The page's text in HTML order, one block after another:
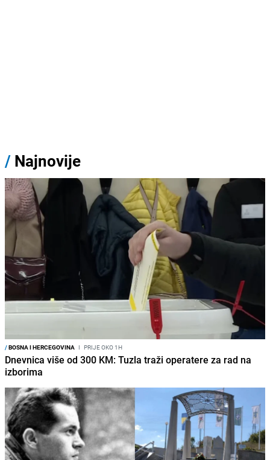
/ Najnovije
/BOSNA I HERCEGOVINA I PRIJE OKO 1H
Dnevnica više od 300 KM: Tuzla traži operatere za rad na
izborima